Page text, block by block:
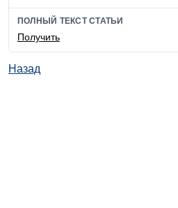
ПОЛНЫЙ ТЕКСТ СТАТЬИ
Получить
Назад